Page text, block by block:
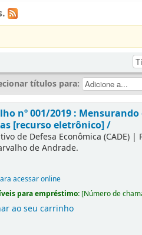
títulos para:
nº 001/2019 :
[recurso eletrônico] /
de Defesa Econômica (CADE) |
de Andrade.
acessar online
para empréstimo: [Número de
ao seu carrinho